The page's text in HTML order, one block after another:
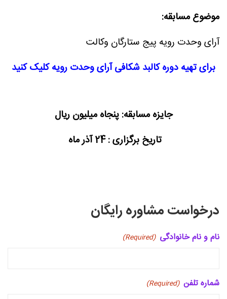
موضوع مسابقه:
آرای وحدت رویه پیج ستارگان وکالت
برای تهیه دوره کالبد شکافی آرای وحدت رویه کلیک کنید
جایزه مسابقه: پنجاه میلیون ریال
تاریخ برگزاری : 24 آذر ماه
درخواست مشاوره رایگان
نام و نام خانوادگی (Required)
شماره تلفن (Required)